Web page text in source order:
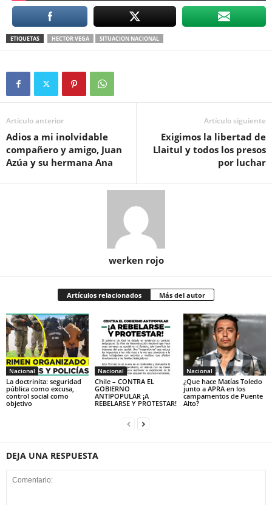
ETIQUETAS HECTOR VEGA SITUACION NACIONAL
Artículo anterior
Adios a mi inolvidable
compañero y amigo, Juan
Azúa y su hermana Ana
Artículo siguiente
Exigimos la libertad de
Llaitul y todos los presos
por luchar
werken rojo
Artículos relacionados Más del autor
Nacional
La doctrinita: seguridad
pública como excusa,
control social como
objetivo
Nacional
Chile – CONTRA EL
GOBIERNO
ANTIPOPULAR ¡A
REBELARSE Y PROTESTAR!
Nacional
¿Que hace Matías Toledo
junto a APRA en los
campamentos de Puente
Alto?
DEJA UNA RESPUESTA